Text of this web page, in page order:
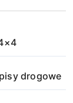
drogowe